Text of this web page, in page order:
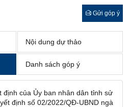
Nội dung dự thảo
Danh sách góp ý
định của Ủy ban nhân dân tỉnh sử
định số 02/2022/QĐ-UBND ngà
Gửi góp ý